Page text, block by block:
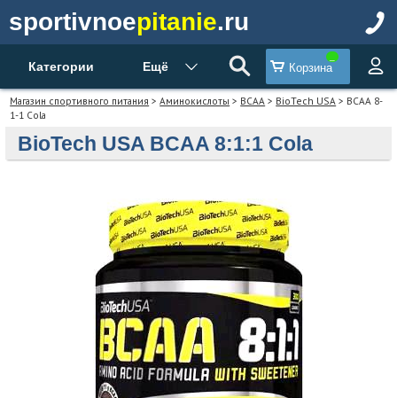
sportivnoepitanie.ru
Категории Ещё Корзина
Магазин спортивного питания >Аминокислоты > BCAA > BioTech USA > BCAA 8-
1-1 Cola
BioTech USA BCAA 8:1:1 Cola